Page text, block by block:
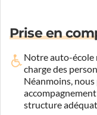
Prise en
Notre auto-école
charge des
Néanmoins,
structure